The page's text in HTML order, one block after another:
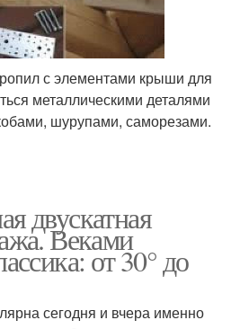
с элементами крыши для
металлическими деталями
шурупами, саморезами.
двускатная
Веками
от 30° до
сегодня и вчера именно